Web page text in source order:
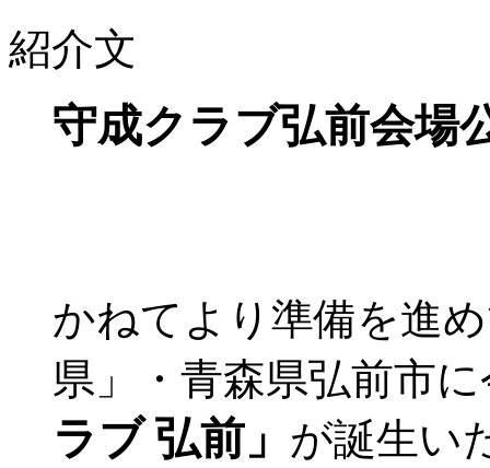
紹介文
守成クラブ弘前会場
かねてより準備を進
県」・青森県弘前市
ラブ 弘前」 が誕生い